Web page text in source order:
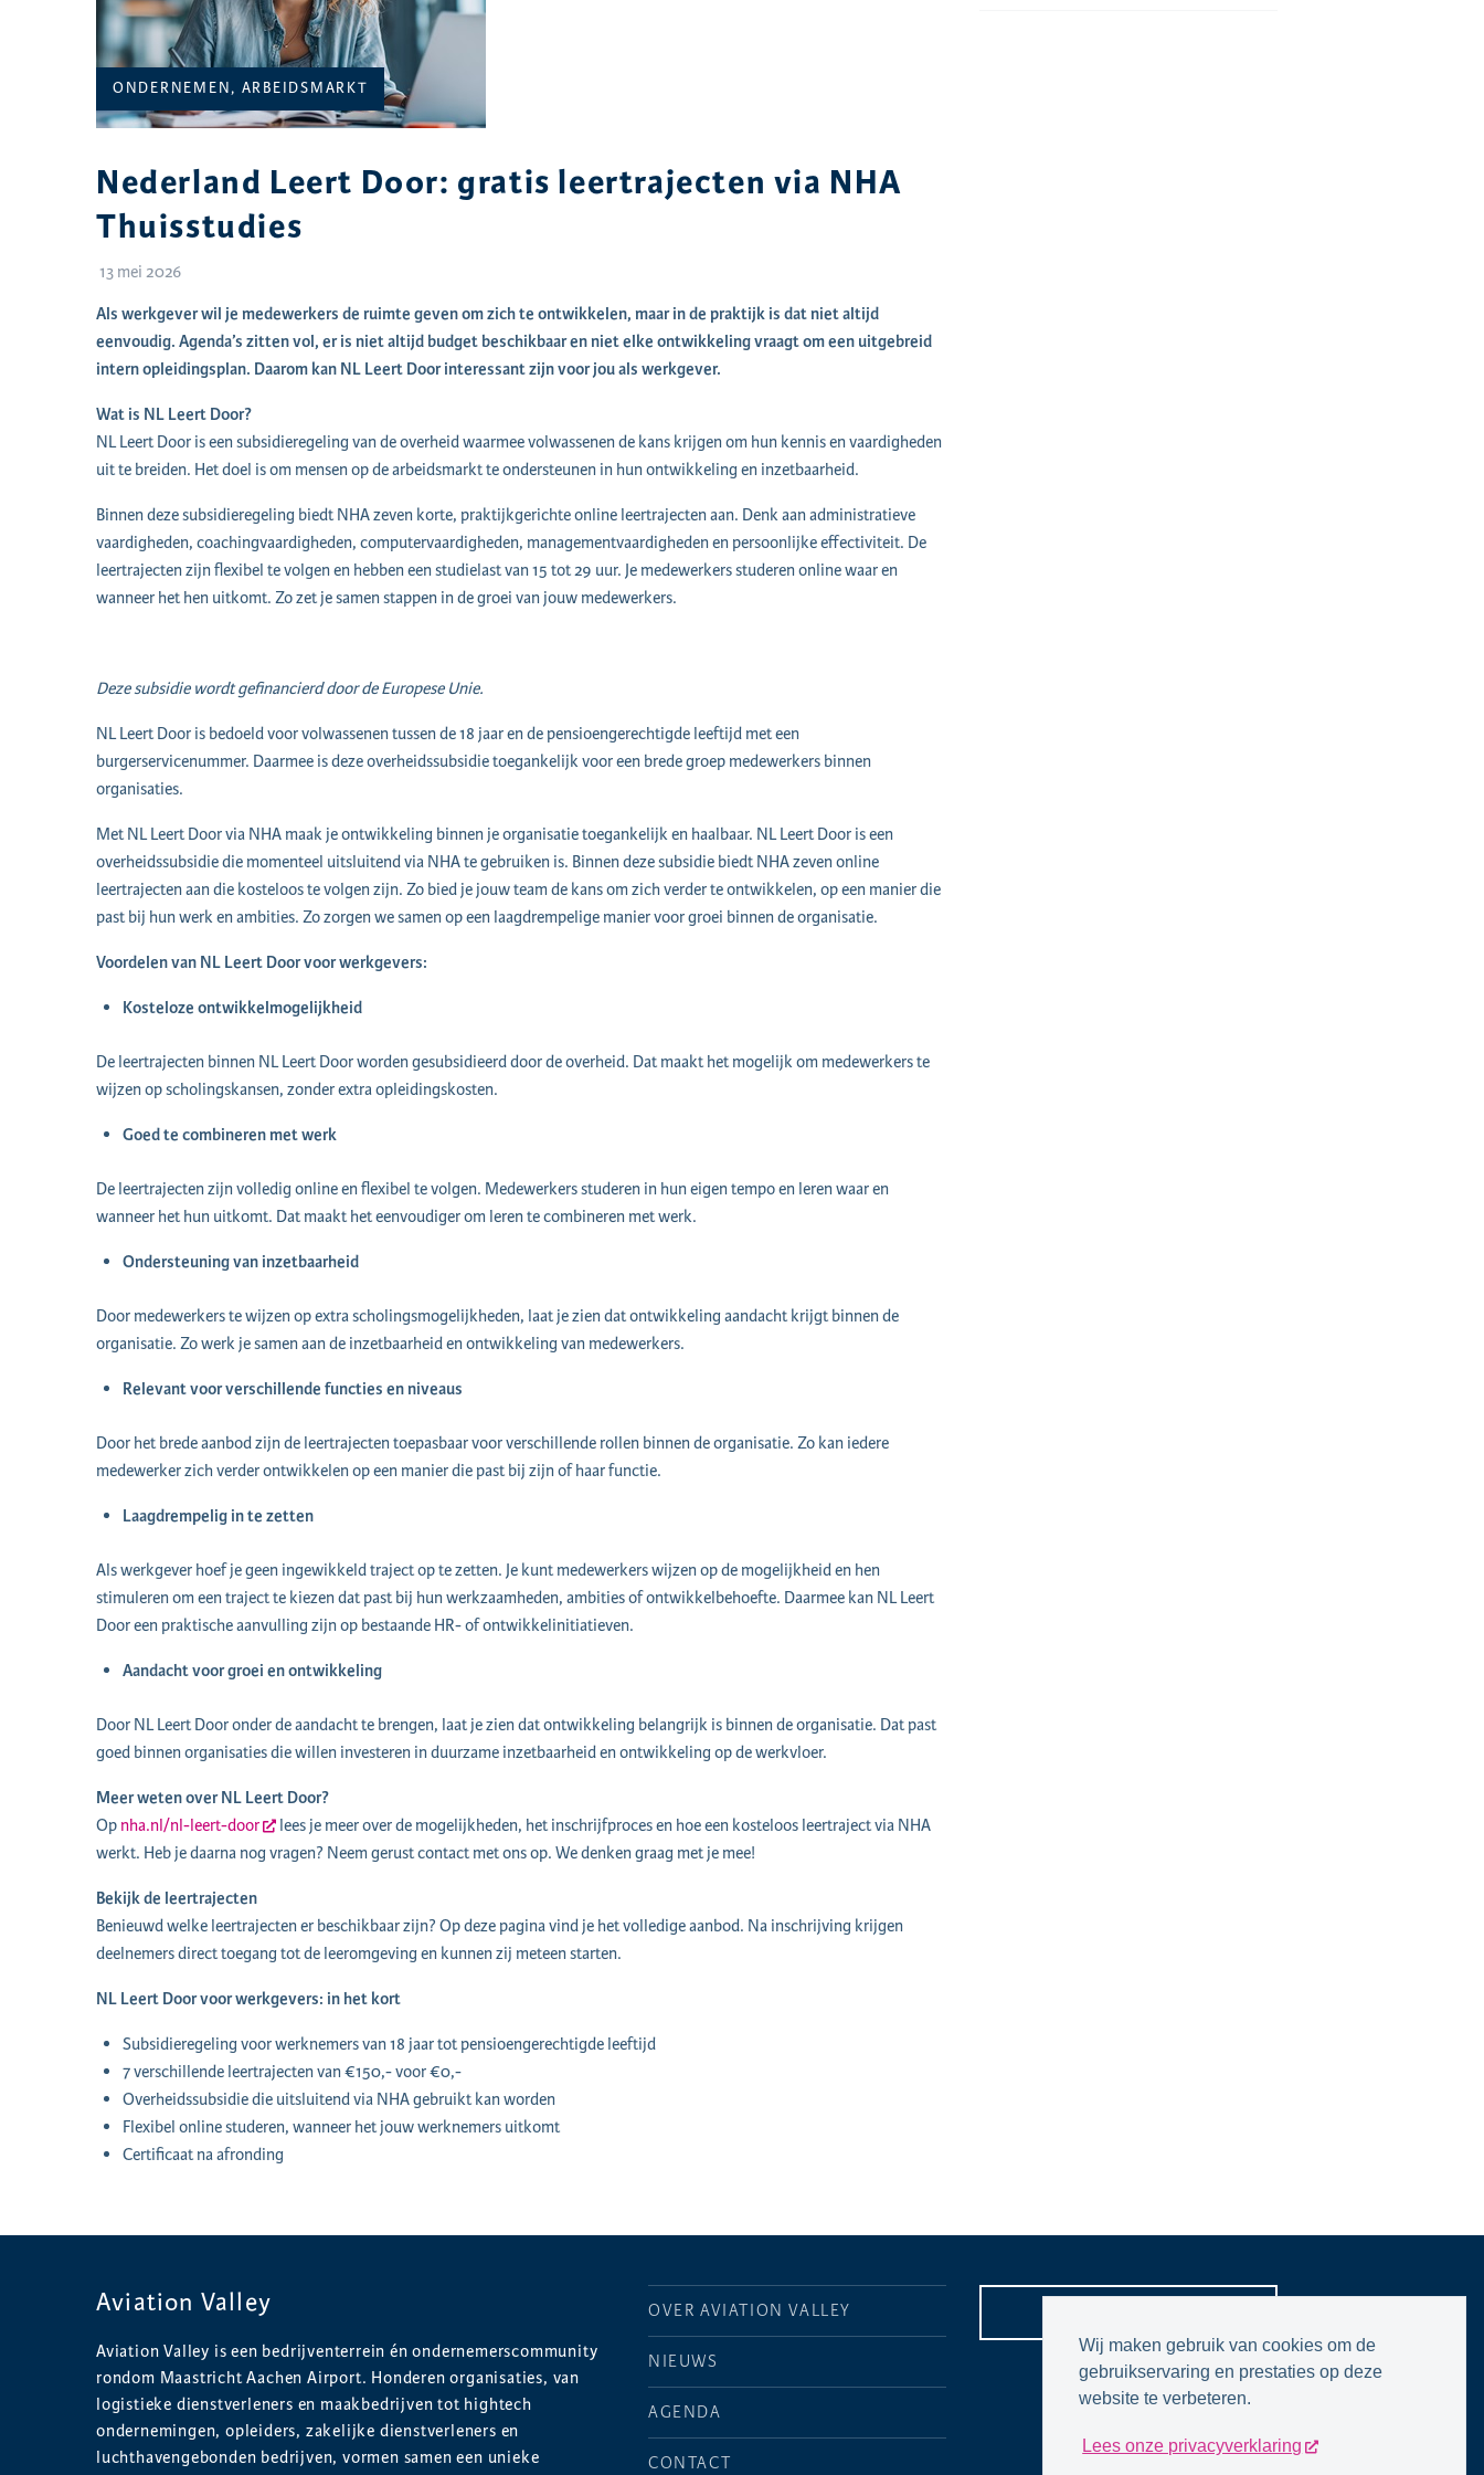
Wij maken gebruik van cookies om de
gebruikservaring en prestaties op deze
website te verbeteren.
Lees onze privacyverklaring
CATEGORIEËN:
ONDERNEMEN, ARBEIDSMARKT
Nederland Leert Door: gratis leertrajecten via NHA
Thuisstudies
13 mei 2026
Als werkgever wil je medewerkers de ruimte geven om zich te ontwikkelen, maar in de praktijk is dat niet altijd
eenvoudig. Agenda’s zitten vol, er is niet altijd budget beschikbaar en niet elke ontwikkeling vraagt om een uitgebreid
intern opleidingsplan. Daarom kan NL Leert Door interessant zijn voor jou als werkgever.
Wat is NL Leert Door?
NL Leert Door is een subsidieregeling van de overheid waarmee volwassenen de kans krijgen om hun kennis en vaardigheden
uit te breiden. Het doel is om mensen op de arbeidsmarkt te ondersteunen in hun ontwikkeling en inzetbaarheid.
Binnen deze subsidieregeling biedt NHA zeven korte, praktijkgerichte online leertrajecten aan. Denk aan administratieve
vaardigheden, coachingvaardigheden, computervaardigheden, managementvaardigheden en persoonlijke effectiviteit. De
leertrajecten zijn flexibel te volgen en hebben een studielast van 15 tot 29 uur. Je medewerkers studeren online waar en
wanneer het hen uitkomt. Zo zet je samen stappen in de groei van jouw medewerkers.
Deze subsidie wordt gefinancierd door de Europese Unie.
NL Leert Door is bedoeld voor volwassenen tussen de 18 jaar en de pensioengerechtigde leeftijd met een
burgerservicenummer. Daarmee is deze overheidssubsidie toegankelijk voor een brede groep medewerkers binnen
organisaties.
Met NL Leert Door via NHA maak je ontwikkeling binnen je organisatie toegankelijk en haalbaar. NL Leert Door is een
overheidssubsidie die momenteel uitsluitend via NHA te gebruiken is. Binnen deze subsidie biedt NHA zeven online
leertrajecten aan die kosteloos te volgen zijn. Zo bied je jouw team de kans om zich verder te ontwikkelen, op een manier die
past bij hun werk en ambities. Zo zorgen we samen op een laagdrempelige manier voor groei binnen de organisatie.
Voordelen van NL Leert Door voor werkgevers:
Kosteloze ontwikkelmogelijkheid
De leertrajecten binnen NL Leert Door worden gesubsidieerd door de overheid. Dat maakt het mogelijk om medewerkers te
wijzen op scholingskansen, zonder extra opleidingskosten.
Goed te combineren met werk
De leertrajecten zijn volledig online en flexibel te volgen. Medewerkers studeren in hun eigen tempo en leren waar en
wanneer het hun uitkomt. Dat maakt het eenvoudiger om leren te combineren met werk.
Ondersteuning van inzetbaarheid
Door medewerkers te wijzen op extra scholingsmogelijkheden, laat je zien dat ontwikkeling aandacht krijgt binnen de
organisatie. Zo werk je samen aan de inzetbaarheid en ontwikkeling van medewerkers.
Relevant voor verschillende functies en niveaus
Door het brede aanbod zijn de leertrajecten toepasbaar voor verschillende rollen binnen de organisatie. Zo kan iedere
medewerker zich verder ontwikkelen op een manier die past bij zijn of haar functie.
Laagdrempelig in te zetten
Als werkgever hoef je geen ingewikkeld traject op te zetten. Je kunt medewerkers wijzen op de mogelijkheid en hen
stimuleren om een traject te kiezen dat past bij hun werkzaamheden, ambities of ontwikkelbehoefte. Daarmee kan NL Leert
Door een praktische aanvulling zijn op bestaande HR- of ontwikkelinitiatieven.
Aandacht voor groei en ontwikkeling
Door NL Leert Door onder de aandacht te brengen, laat je zien dat ontwikkeling belangrijk is binnen de organisatie. Dat past
goed binnen organisaties die willen investeren in duurzame inzetbaarheid en ontwikkeling op de werkvloer.
Meer weten over NL Leert Door?
Opnha.nl/nl-leert-door
lees je meer over de mogelijkheden, het inschrijfproces en hoe een kosteloos leertraject via NHA
werkt. Heb je daarna nog vragen? Neem gerust contact met ons op. We denken graag met je mee!
Bekijk de leertrajecten
Benieuwd welke leertrajecten er beschikbaar zijn? Op deze pagina vind je het volledige aanbod. Na inschrijving krijgen
deelnemers direct toegang tot de leeromgeving en kunnen zij meteen starten.
NL Leert Door voor werkgevers: in het kort
Subsidieregeling voor werknemers van 18 jaar tot pensioengerechtigde leeftijd
7 verschillende leertrajecten van €150,- voor €0,-
Overheidssubsidie die uitsluitend via NHA gebruikt kan worden
Flexibel online studeren, wanneer het jouw werknemers uitkomt
Certificaat na afronding
Aviation Valley
Aviation Valley is een bedrijventerrein én ondernemerscommunity
rondom Maastricht Aachen Airport. Honderen organisaties, van
logistieke dienstverleners en maakbedrijven tot hightech
ondernemingen, opleiders, zakelijke dienstverleners en
luchthavengebonden bedrijven, vormen samen een unieke
OVER AVIATION VALLEY
NIEUWS
AGENDA
CONTACT